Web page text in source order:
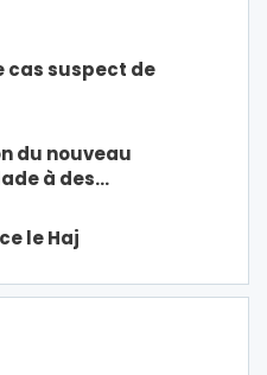
cas suspect de
du nouveau
à des…
le Haj